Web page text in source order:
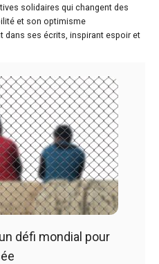
solidaires qui changent des
et son optimisme
dans ses écrits, inspirant espoir et
défi mondial pour